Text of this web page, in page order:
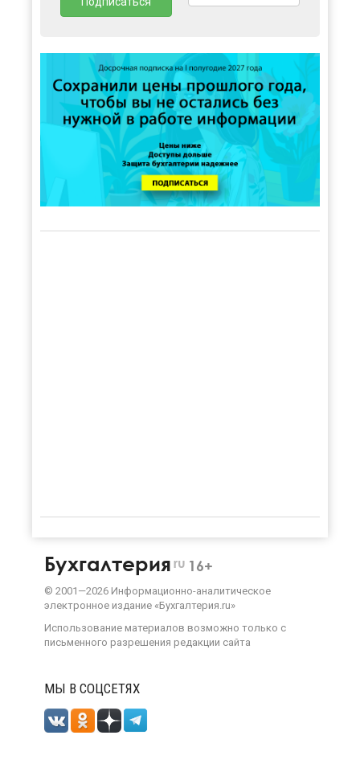
Бухгалтерия ru 16+
© 2001—2026 Информационно-аналитическое
электронное издание «Бухгалтерия.ru»
Использование материалов возможно только с
письменного разрешения редакции сайта
МЫ В СОЦСЕТЯХ